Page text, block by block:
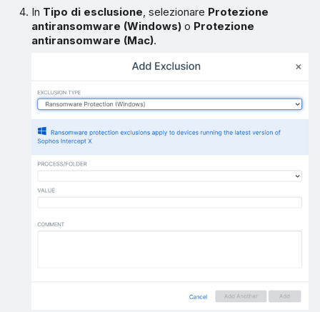
In Tipo di esclusione , selezionare Protezione
antiransomware (Windows) o Protezione
antiransomware (Mac).